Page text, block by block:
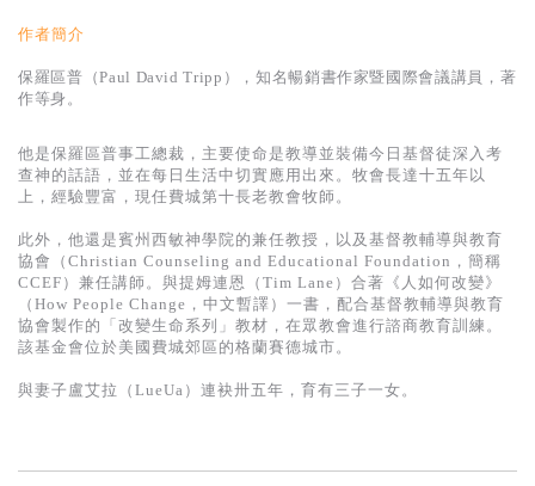
作者簡介
保羅區普（Paul David Tripp），知名暢銷書作家暨國際會議講員，著
作等身。
他是保羅區普事工總裁，主要使命是教導並裝備今日基督徒深入考
查神的話語，並在每日生活中切實應用出來。牧會長達十五年以
上，經驗豐富，現任費城第十長老教會牧師。
此外，他還是賓州西敏神學院的兼任教授，以及基督教輔導與教育
協會（Christian Counseling and Educational Foundation，簡稱
CCEF）兼任講師。與提姆連恩（Tim Lane）合著《人如何改變》
（How People Change，中文暫譯）一書，配合基督教輔導與教育
協會製作的「改變生命系列」教材，在眾教會進行諮商教育訓練。
該基金會位於美國費城郊區的格蘭賽德城市。
與妻子盧艾拉（LueUa）連袂卅五年，育有三子一女。